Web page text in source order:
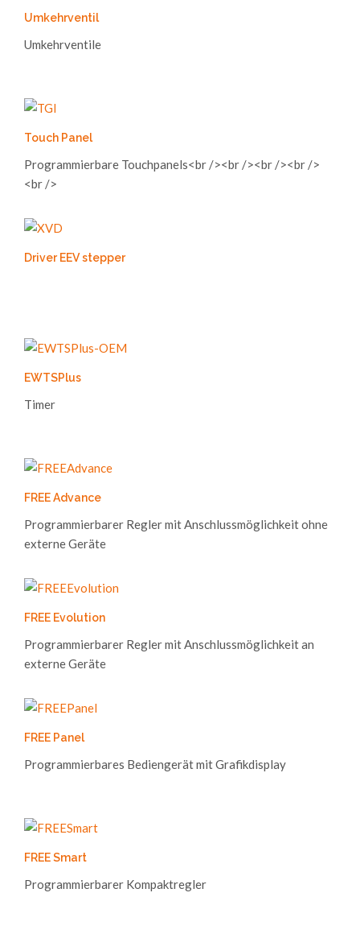
Umkehrventil
Umkehrventile
Touch Panel
Programmierbare Touchpanels<br /><br /><br /><br />
<br />
Driver EEV stepper
EWTSPlus
Timer
FREE Advance
Programmierbarer Regler mit Anschlussmöglichkeit ohne
externe Geräte
FREE Evolution
Programmierbarer Regler mit Anschlussmöglichkeit an
externe Geräte
FREE Panel
Programmierbares Bediengerät mit Grafikdisplay
FREE Smart
Programmierbarer Kompaktregler